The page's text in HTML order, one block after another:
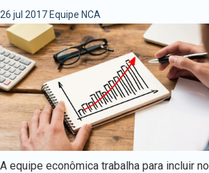
26 jul 2017 Equipe NCA
A equipe econômica trabalha para incluir no